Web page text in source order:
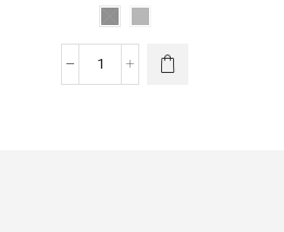
CARTERA
MÚLTIPLES
VARIANTES.
OPCIONES